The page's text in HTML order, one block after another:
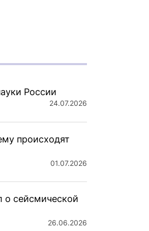
России
24.07.2026
происходят
01.07.2026
о сейсмической
26.06.2026